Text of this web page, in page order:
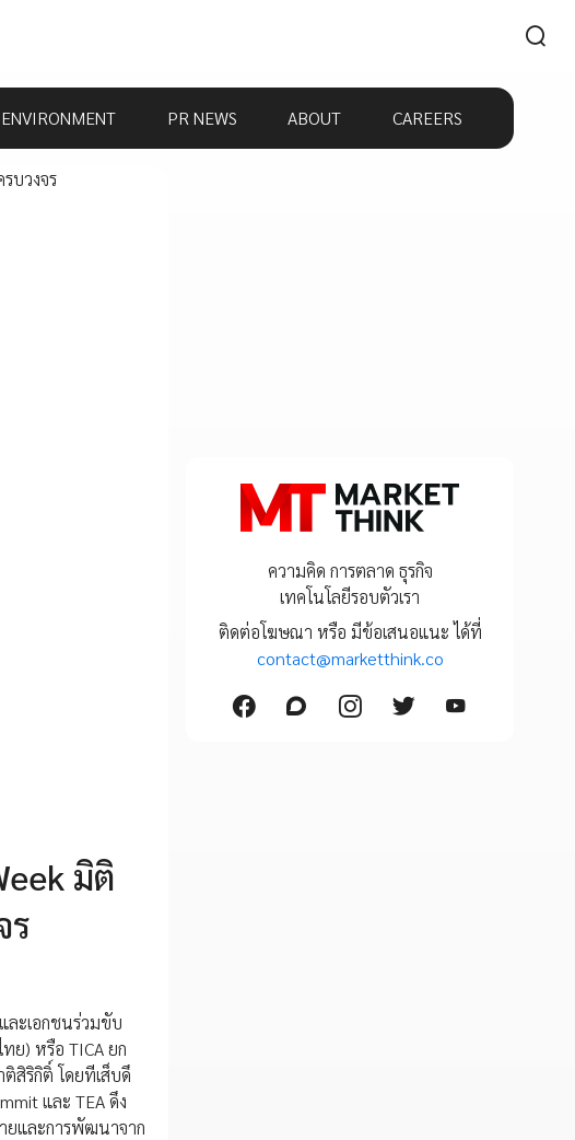
ENVIRONMENT PR NEWS ABOUT CAREERS
มิติ
ร
ะเอกชนร่วมขับ
ย) หรือ TICA ยก
สิริกิติ์ โดยทีเส็บดึ
และ TEA ดึง
ยและการพัฒนาจาก
ความคิด การตลาด ธุรกิจ
เทคโนโลยีรอบตัวเรา
ติดต่อโฆษณา หรือ มีข้อเสนอแนะ ได้ที่
contact@marketthink.co